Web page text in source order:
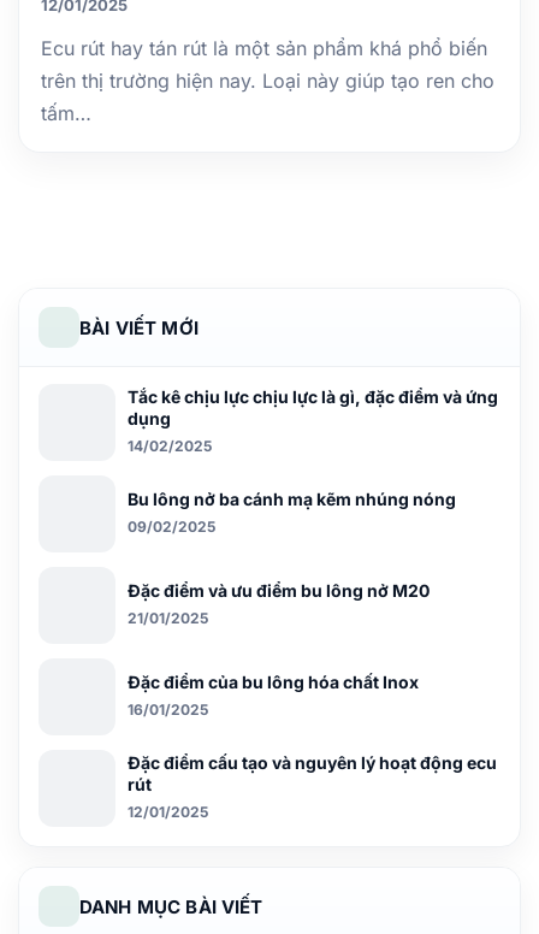
12/01/2025
Ecu rút hay tán rút là một sản phẩm khá phổ biến
trên thị trường hiện nay. Loại này giúp tạo ren cho
tấm…
BÀI VIẾT MỚI
Tắc kê chịu lực chịu lực là gì, đặc điểm và ứng
dụng
14/02/2025
Bu lông nở ba cánh mạ kẽm nhúng nóng
09/02/2025
Đặc điểm và ưu điểm bu lông nở M20
21/01/2025
Đặc điểm của bu lông hóa chất Inox
16/01/2025
Đặc điểm cấu tạo và nguyên lý hoạt động ecu
rút
12/01/2025
DANH MỤC BÀI VIẾT